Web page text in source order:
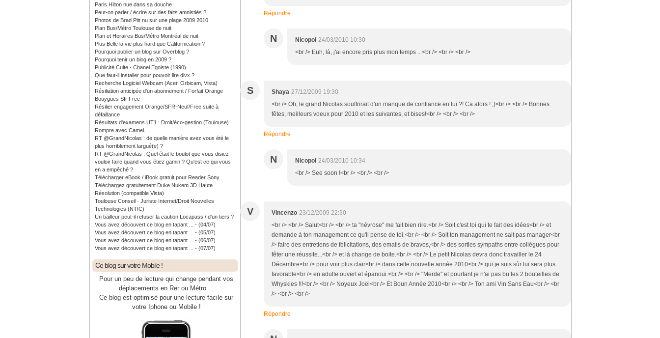
Paris Hilton nue dans sa douche
Peut-on parler / écrire sur des faits amnistiés ?
Photos de Brad Pitt nu sur une plage 2009 2010
Plan Bus/Métro Toulouse de nuit
Plan et Horaires Bus/Métro Montréal de nuit
Plus Belle la vie plus hard que Californication ?
Pourquoi publier un blog sur Overblog ?
Pourquoi tenir un blog en 2009 ?
Publicité Culte - Chanel Egoiste (1990)
Que faut-il installer pour pouvoir lire divx ?
Recherche Logiciel Webcam (Acer, Orbicam, Vista)
Résiliation anticipée d'un abonnement / Forfait Orange
Bouygues Sfr Free
Résilier engagement Orange/SFR-Neuf/Free suite à
défaillance
Résultats d'examens UT1 : Droit/éco-gestion (Toulouse)
Rompre avec Camel.
RT @GrandNicolas : de quelle manière avez vous été le
plus horriblement largué(e) ?
RT @GrandNicolas : Quel était le boulot que vous disiez
vouloir faire quand vous étiez gamin ? Qu'est ce qui vous
en a empêché ?
Télécharger eBook / iBook gratuit pour Reader Sony
Téléchargez gratuitement Duke Nukem 3D Haute
Résolution (compatible Vista)
Toulouse Conseil - Juriste Internet/Droit Nouvelles
Technologies (NTIC)
Un bailleur peut-il refuser la caution Locapass / d'un tiers ?
Vous avez découvert ce blog en tapant ... - (04/07)
Vous avez découvert ce blog en tapant ... - (05/07)
Vous avez découvert ce blog en tapant ... - (06/07)
Vous avez découvert ce blog en tapant ... - (07/07)
Ce blog sur votre Mobile !
Pour un peu de lecture qui change pendant vos
déplacements en Rer ou Métro ...
Ce blog est optimisé pour une lecture facile sur
votre Iphone ou Mobile !
Répondre
N Nicopoi 24/03/2010 10:30
<br /> Euh, là, j'ai encore pris plus mon temps ...<br /> <br /> <br />
S Shaya 27/12/2009 19:30
<br /> Oh, le grand Nicolas souffrirait d'un manque de confiance en lui ?! Ca alors ! ;)<br /> <br /> Bonnes
fêtes, meilleurs voeux pour 2010 et les suivantes, et bises!<br /> <br /> <br />
Répondre
N Nicopoi 24/03/2010 10:34
<br /> See soon !<br /> <br /> <br />
V Vincenzo 23/12/2009 22:30
<br /> <br /> Salut<br /> <br /> ta "névrose" me fait bien rire.<br /> Soit c'est toi qui te fait des idées<br /> et
demande à ton management ce qu'il pense de toi.<br /> <br /> Soit ton management ne sait pas manager<br
/> faire des entretiens de félicitations, des emails de bravos,<br /> des sorties sympaths entre collègues pour
fêter une réussite...<br /> et là change de boite.<br /> <br /> Le petit Nicolas devra donc travailler le 24
Décembre<br /> pour voir plus clair<br /> dans cette nouvelle année 2010<br /> qui je suis sûr lui sera plus
favorable<br /> en adulte ouvert et épanoui.<br /> <br /> "Merde" et pourtant je n'ai pas bu les 2 bouteilles de
Whyskies !!!<br /> <br /> Noyeux Joël<br /> Et Boun Année 2010<br /> <br /> Ton ami Vin Sans Eau<br /> <br
/> <br /> <br />
Répondre